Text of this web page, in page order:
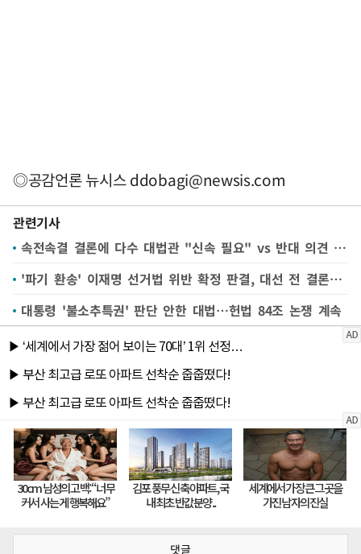
◎공감언론 뉴시스ddobagi@newsis.com
관련기사
속전속결 결론에 다수 대법관 "신속 필요" vs 반대 의견 "능사 아냐"
'파기 환송' 이재명 선거법 위반 확정 판결, 대선 전 결론은 미지수
대통령 '불소추특권' 판단 안한 대법…헌법 84조 논쟁 계속
댓글